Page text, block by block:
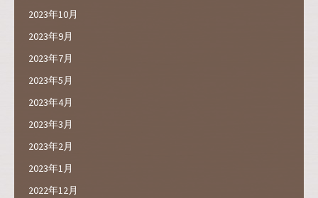
2023年10月
2023年9月
2023年7月
2023年5月
2023年4月
2023年3月
2023年2月
2023年1月
2022年12月